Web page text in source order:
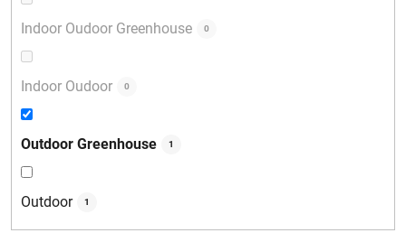
Indoor Oudoor Greenhouse 0
Indoor Oudoor 0
Outdoor Greenhouse 1
Outdoor 1